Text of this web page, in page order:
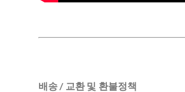
배송 / 교환 및 환불정책